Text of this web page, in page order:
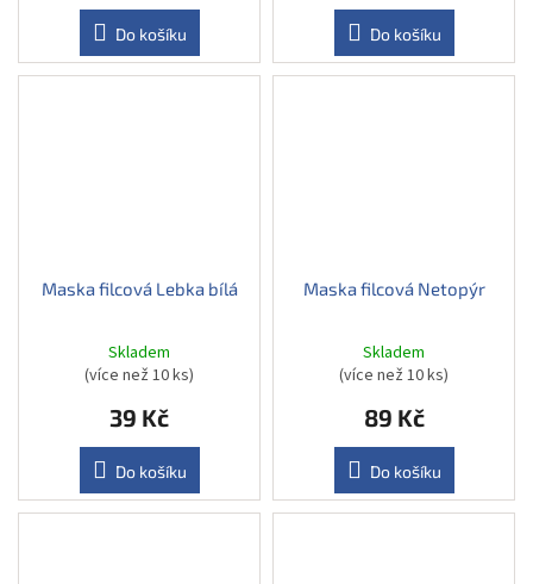
Do košíku Do košíku
Maska filcová Lebka bílá
Skladem
(více než 10 ks)
39 Kč
Do košíku
Maska filcová Netopýr
Skladem
(více než 10 ks)
89 Kč
Do košíku